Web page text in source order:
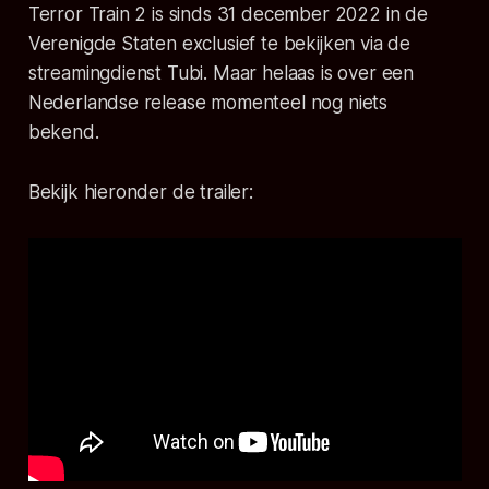
Terror Train 2 is sinds 31 december 2022 in de
Verenigde Staten exclusief te bekijken via de
streamingdienst Tubi. Maar helaas is over een
Nederlandse release momenteel nog niets
bekend.
Bekijk hieronder de trailer: